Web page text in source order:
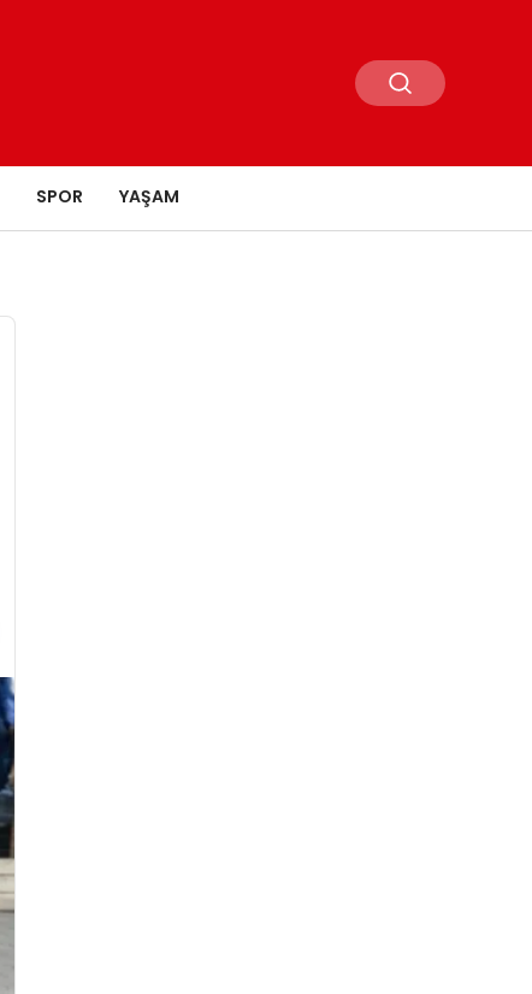
SPOR YAŞAM